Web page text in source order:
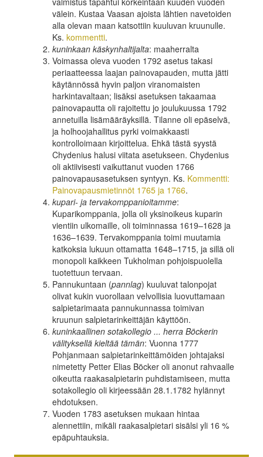
välein. Kustaa Vaasan ajoista lähtien navetoiden
alla olevan maan katsottiin kuuluvan kruunulle.
Ks. kommentti.
kuninkaan käskynhaltijalta: maaherralta
Voimassa oleva vuoden 1792 asetus takasi
periaatteessa laajan painovapauden, mutta jätti
käytännössä hyvin paljon viranomaisten
harkintavaltaan; lisäksi asetuksen takaamaa
painovapautta oli rajoitettu jo joulukuussa 1792
annetuilla lisämääräyksillä. Tilanne oli epäselvä,
ja holhoojahallitus pyrki voimakkaasti
kontrolloimaan kirjoittelua. Ehkä tästä syystä
Chydenius halusi viitata asetukseen. Chydenius
oli aktiivisesti vaikuttanut vuoden 1766
painovapausasetuksen syntyyn. Ks. Kommentti:
Painovapausmietinnöt 1765 ja 1766.
kupari- ja tervakomppanioitamme:
Kuparikomppania, jolla oli yksinoikeus kuparin
vientiin ulkomaille, oli toiminnassa 1619–1628 ja
1636–1639. Tervakomppania toimi muutamia
katkoksia lukuun ottamatta 1648–1715, ja sillä oli
monopoli kaikkeen Tukholman pohjoispuolella
tuotettuun tervaan.
Pannukuntaan (pannlag) kuuluvat talonpojat
olivat kukin vuorollaan velvollisia luovuttamaan
salpietarimaata pannukunnassa toimivan
kruunun salpietarinkeittäjän käyttöön.
kuninkaallinen sotakollegio ... herra Böckerin
välityksellä kieltää tämän: Vuonna 1777
Pohjanmaan salpietarinkeittämöiden johtajaksi
nimetetty Petter Elias Böcker oli anonut rahvaalle
oikeutta raakasalpietarin puhdistamiseen, mutta
sotakollegio oli kirjeessään 28.1.1782 hylännyt
ehdotuksen.
Vuoden 1783 asetuksen mukaan hintaa
alennettiin, mikäli raakasalpietari sisälsi yli 16 %
epäpuhtauksia.